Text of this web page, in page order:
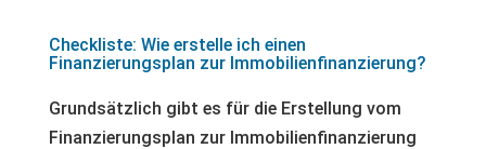
Checkliste: Wie erstelle ich einen
Finanzierungsplan zur Immobilienfinanzierung?
Grundsätzlich gibt es für die Erstellung vom
Finanzierungsplan zur Immobilienfinanzierung